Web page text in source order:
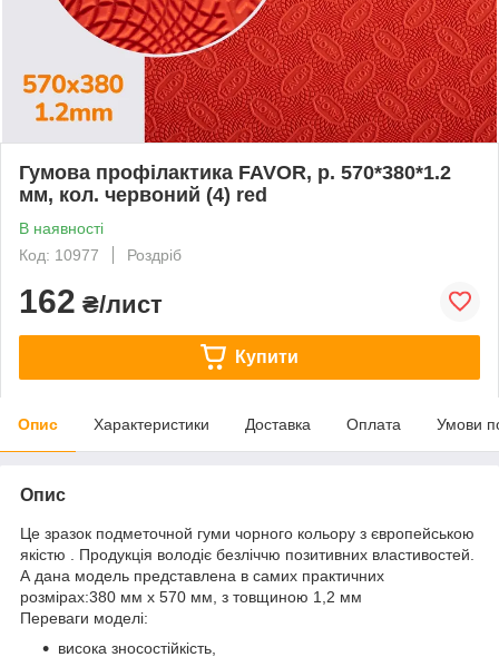
Гумова профілактика FAVOR, р. 570*380*1.2
мм, кол. червоний (4) red
В наявності
Код: 10977
Роздріб
162 ₴/лист
Купити
Опис Характеристики Доставка Оплата Умови
Опис
Це зразок подметочной гуми чорного кольору з європейською
якістю . Продукція володіє безліччю позитивних властивостей.
А дана модель представлена в самих практичних
розмірах:380 мм х 570 мм, з товщиною 1,2 мм
Переваги моделі:
висока зносостійкість,